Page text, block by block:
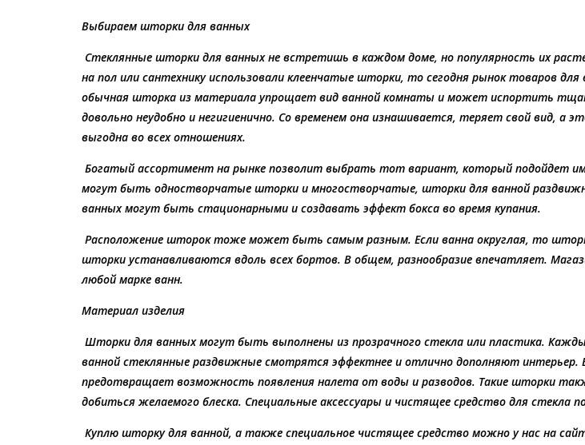
Выбираем шторки для ванных
Стеклянные шторки для ванных не встретишь в каждом доме, но популярность их
на пол или сантехнику использовали клеенчатые шторки, то сегодня рынок товаров
обычная шторка из материала упрощает вид ванной комнаты и может испортить
довольно неудобно и негигиенично. Со временем она изнашивается, теряет свой вид,
выгодна во всех отношениях.
Богатый ассортимент на рынке позволит выбрать тот вариант, который подойдет
могут быть одностворчатые шторки и многостворчатые, шторки для ванной
ванных могут быть стационарными и создавать эффект бокса во время купания.
Расположение шторок тоже может быть самым разным. Если ванна округлая, то
шторки устанавливаются вдоль всех бортов. В общем, разнообразие впечатляет.
любой марке ванн.
Материал изделия
Шторки для ванных могут быть выполнены из прозрачного стекла или пластика.
ванной стеклянные раздвижные смотрятся эффектнее и отлично дополняют
предотвращает возможность появления налета от воды и разводов. Такие шторки
добиться желаемого блеска. Специальные аксессуары и чистящее средство для стекла
Куплю шторку для ванной, а также специальное чистящее средство можно у нас на